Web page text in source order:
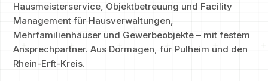
Hausmeisterservice, Objektbetreuung und Facility
Management für Hausverwaltungen,
Mehrfamilienhäuser und Gewerbeobjekte – mit festem
Ansprechpartner. Aus Dormagen, für Pulheim und den
Rhein-Erft-Kreis.